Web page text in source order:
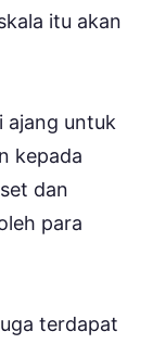
itu akan
ajang untuk
kepada
dan
para
terdapat